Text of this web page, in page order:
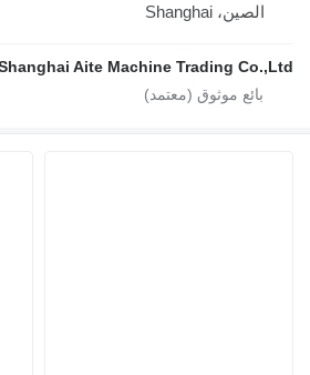
الصين، Shanghai
Shanghai Aite Machine Trading